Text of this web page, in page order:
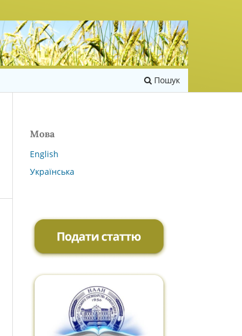
Пошук
Мова
English
Українська